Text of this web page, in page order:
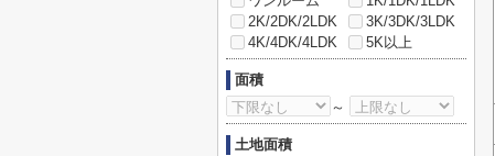
2K/2DK/2LDK
3K/3DK/3LDK
4K/4DK/4LDK
5K以上
面積
～
土地面積